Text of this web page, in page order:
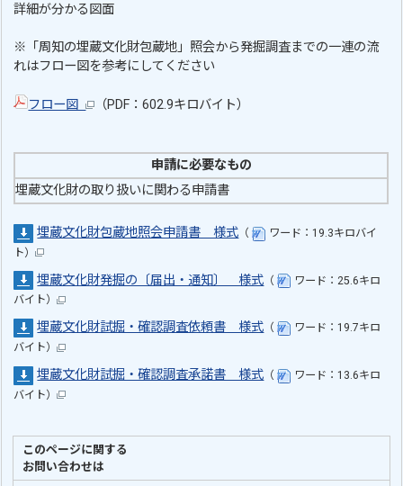
詳細が分かる図面
※「周知の埋蔵文化財包蔵地」照会から発掘調査までの一連の流
れはフロー図を参考にしてください
フロー図 （PDF：602.9キロバイト）
申請に必要なもの
埋蔵文化財の取り扱いに関わる申請書
埋蔵文化財包蔵地照会申請書 様式 （
ワード：19.3キロバイ
ト）
埋蔵文化財発掘の〔届出・通知〕 様式 （
ワード：25.6キロ
バイト）
埋蔵文化財試掘・確認調査依頼書 様式 （
ワード：19.7キロ
バイト）
埋蔵文化財試掘・確認調査承諾書 様式 （
ワード：13.6キロ
バイト）
このページに関する
お問い合わせは